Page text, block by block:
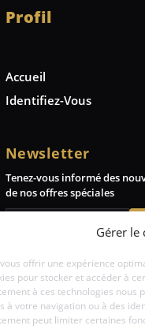
Gérer le
offrir une expérience
pour stocker et accéder à
à ces technologies
à votre navigation ou à des
peut limiter certaines
Profil
Accueil
Identifiez-Vous
Newsletter
Tenez-vous informé des
de nos offres spéciales